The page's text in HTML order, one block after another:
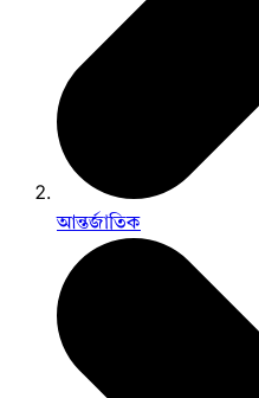
আন্তর্জাতিক